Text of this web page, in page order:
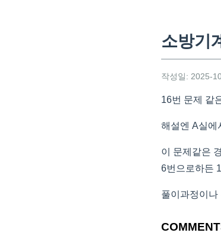
소방기
작성일: 2025-
16번 문제 같
해설엔 A실에
이 문제같은
6번으로하든
풀이과정이